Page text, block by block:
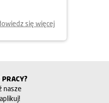
się więcej
nasze